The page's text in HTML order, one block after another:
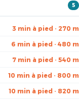
5
3 min à pied · 270 m
6 min à pied · 480 m
7 min à pied · 540 m
10 min à pied · 800 m
10 min à pied · 820 m